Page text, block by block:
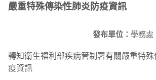
嚴重特殊傳染性肺炎防疫資訊
發布單位： 學務處
轉知衛生福利部疾病管制署有關嚴重特
疫資訊